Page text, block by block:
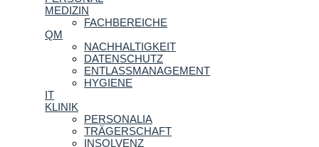
MEDIZIN
FACHBEREICHE
QM
NACHHALTIGKEIT
DATENSCHUTZ
ENTLASSMANAGEMENT
HYGIENE
IT
KLINIK
PERSONALIA
TRÄGERSCHAFT
INSOLVENZ